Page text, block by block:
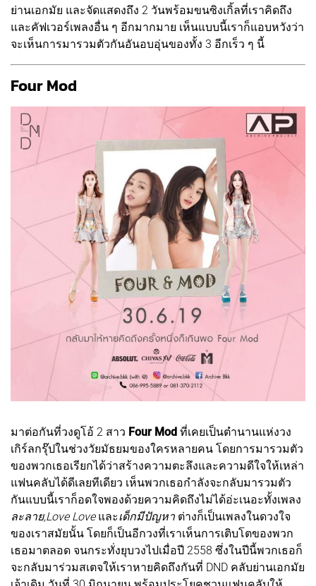
ย่านเอกมัย และจัดแสดงถึง 2 วันพร้อมขนซิงเกิ้ลที่เราคิดถึง
และคัฟเวอร์เพลงอื่น ๆ อีกมากมาย เห็นแบบนี้เราก็แอบหวังว่า
จะเห็นการมารวมตัวกันอันอบอุ่นของทั้ง 3 อีกเร็ว ๆ นี้
Four Mod
มาต่อกันที่วงดูโอ้ 2 สาว Four Mod ที่เคยเป็นตำนานแห่งวง
เกิร์ลกรุ๊ปในช่วงวัยมัธยมของใครหลายคน โดยการมารวมตัว
ของพวกเธอเรียกได้ว่าสร้างความตะลึงและความดีใจให้เหล่า
แฟนคลับได้ดีเลยทีเดียว เห็นพวกเธอกำลังจะกลับมารวมตัว
กันแบบนี้เราก็อดใจพองด้วยความคิดถึงไม่ได้อ่ะเนอะทั้งเพลง
ละลาย,Love Loveและเด็กมีปัญหา ต่างก็เป็นเพลงในดวงใจ
ของเราสมัยนั้น โดยก็เป็นอีกวงที่เราเห็นการเติบโตของพวก
เธอมาตลอด จนกระทั่งยุบวงไปเมื่อปี 2558 ซึ่งในปีนี้พวกเธอก็
จะกลับมาร่วมสเตจให้เราหายคิดถึงกันที่ DND คลับย่านเอกมัย